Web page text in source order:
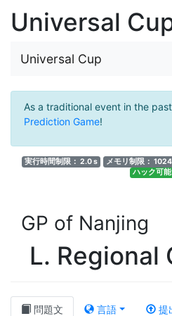
Universal
Universal Cup
As a traditional event in the
Prediction Game!
実行時間制限： 2.0 s メモリ制限：
ハック可
GP of Nanjing
L. Regional
問題文 言語 提